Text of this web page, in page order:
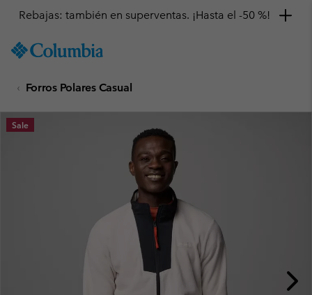
TO
SKIP
MAIN
NAV
Rebajas: también en superventas. ¡Hasta el -50 %!
Forros Polares Casual
Sale